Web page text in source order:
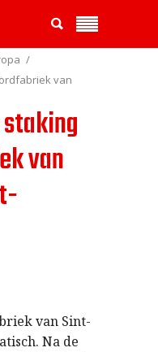
van
van
van Sint-
Na de